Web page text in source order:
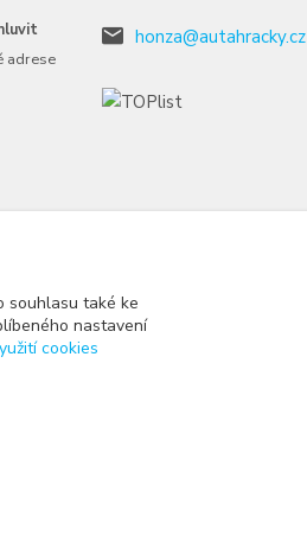
adrese
honza@autahracky.cz
souhlasu také ke
nastavení
cookies